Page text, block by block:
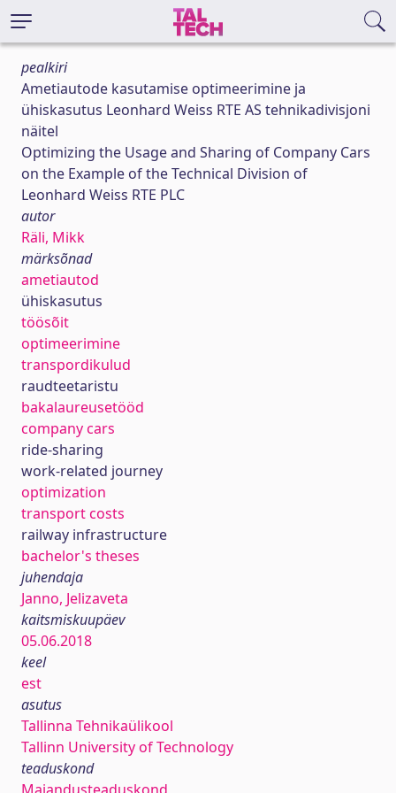
pealkiri
Ametiautode kasutamise optimeerimine ja
ühiskasutus Leonhard Weiss RTE AS tehnikadivisjoni
näitel
Optimizing the Usage and Sharing of Company Cars
on the Example of the Technical Division of
Leonhard Weiss RTE PLC
autor
Räli, Mikk
märksõnad
ametiautod
ühiskasutus
töösõit
optimeerimine
transpordikulud
raudteetaristu
bakalaureusetööd
company cars
ride-sharing
work-related journey
optimization
transport costs
railway infrastructure
bachelor's theses
juhendaja
Janno, Jelizaveta
kaitsmiskuupäev
05.06.2018
keel
est
asutus
Tallinna Tehnikaülikool
Tallinn University of Technology
teaduskond